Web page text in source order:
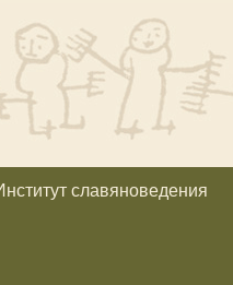
славяноведения